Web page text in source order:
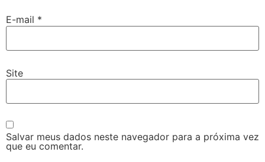
E-mail *
Site
Salvar meus dados neste navegador para a próxima vez
que eu comentar.